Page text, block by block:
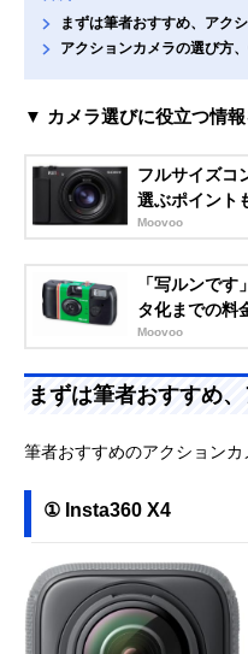
まずは筆者おすすめ、アク
アクションカメラの選び方
▼ カメラ選びに役立つ情
フルサイズコ
選ぶポイント
Moovoo
「写ルンで
タ化までの料
Moovoo
まずは筆者おすすめ
筆者おすすめのアクションカ
① Insta360 X4